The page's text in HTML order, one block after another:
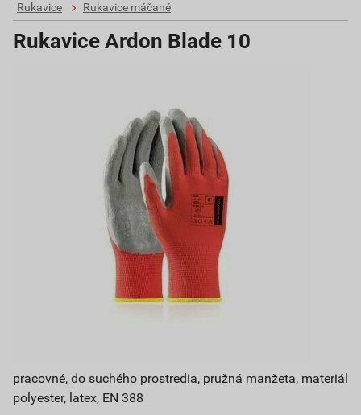
Rukavice
Rukavice máčané
Rukavice Ardon Blade 10
pracovné, do suchého prostredia, pružná manžeta, materiál
polyester, latex, EN 388